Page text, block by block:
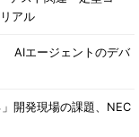
アル
AIエージェントのデバ
開発現場の課題、NEC